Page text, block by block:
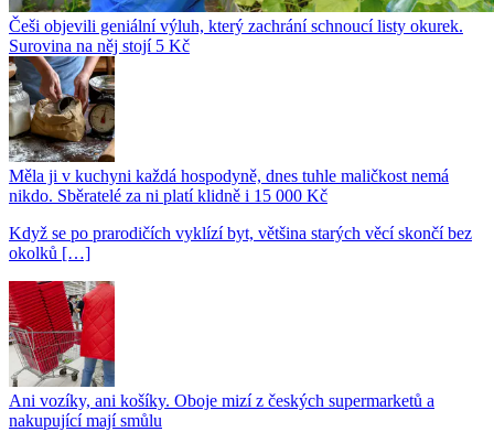
Češi objevili geniální výluh, který zachrání schnoucí listy okurek.
Surovina na něj stojí 5 Kč
Měla ji v kuchyni každá hospodyně, dnes tuhle maličkost nemá
nikdo. Sběratelé za ni platí klidně i 15 000 Kč
Když se po prarodičích vyklízí byt, většina starých věcí skončí bez
okolků […]
Ani vozíky, ani košíky. Oboje mizí z českých supermarketů a
nakupující mají smůlu